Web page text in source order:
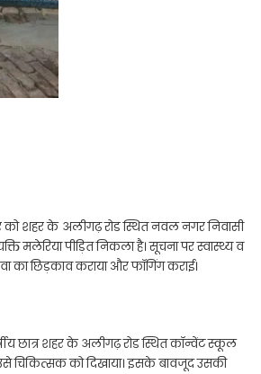
को शहर के अलीगढ़ रोड स्थित नवल नगर निवासी
मलेरिया पीड़ित निकला है। सूचना पर स्वास्थ्य व
का छिड़काव कराया और फॉगिंग कराई।
छात्र शहर के अलीगढ़ रोड स्थित कॉन्वेंट स्कूल
चिकित्सक को दिखाया। इसके बावजूद उसकी